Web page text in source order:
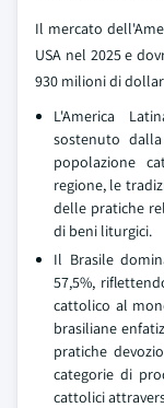
Il mercato
USA nel 2025 e
930 milioni di
L'America
sostenuto
popolazione
regione, le
delle pratiche
di beni liturgici.
Il Brasile
57,5%,
cattolico al
brasiliane
pratiche
categorie di
cattolici